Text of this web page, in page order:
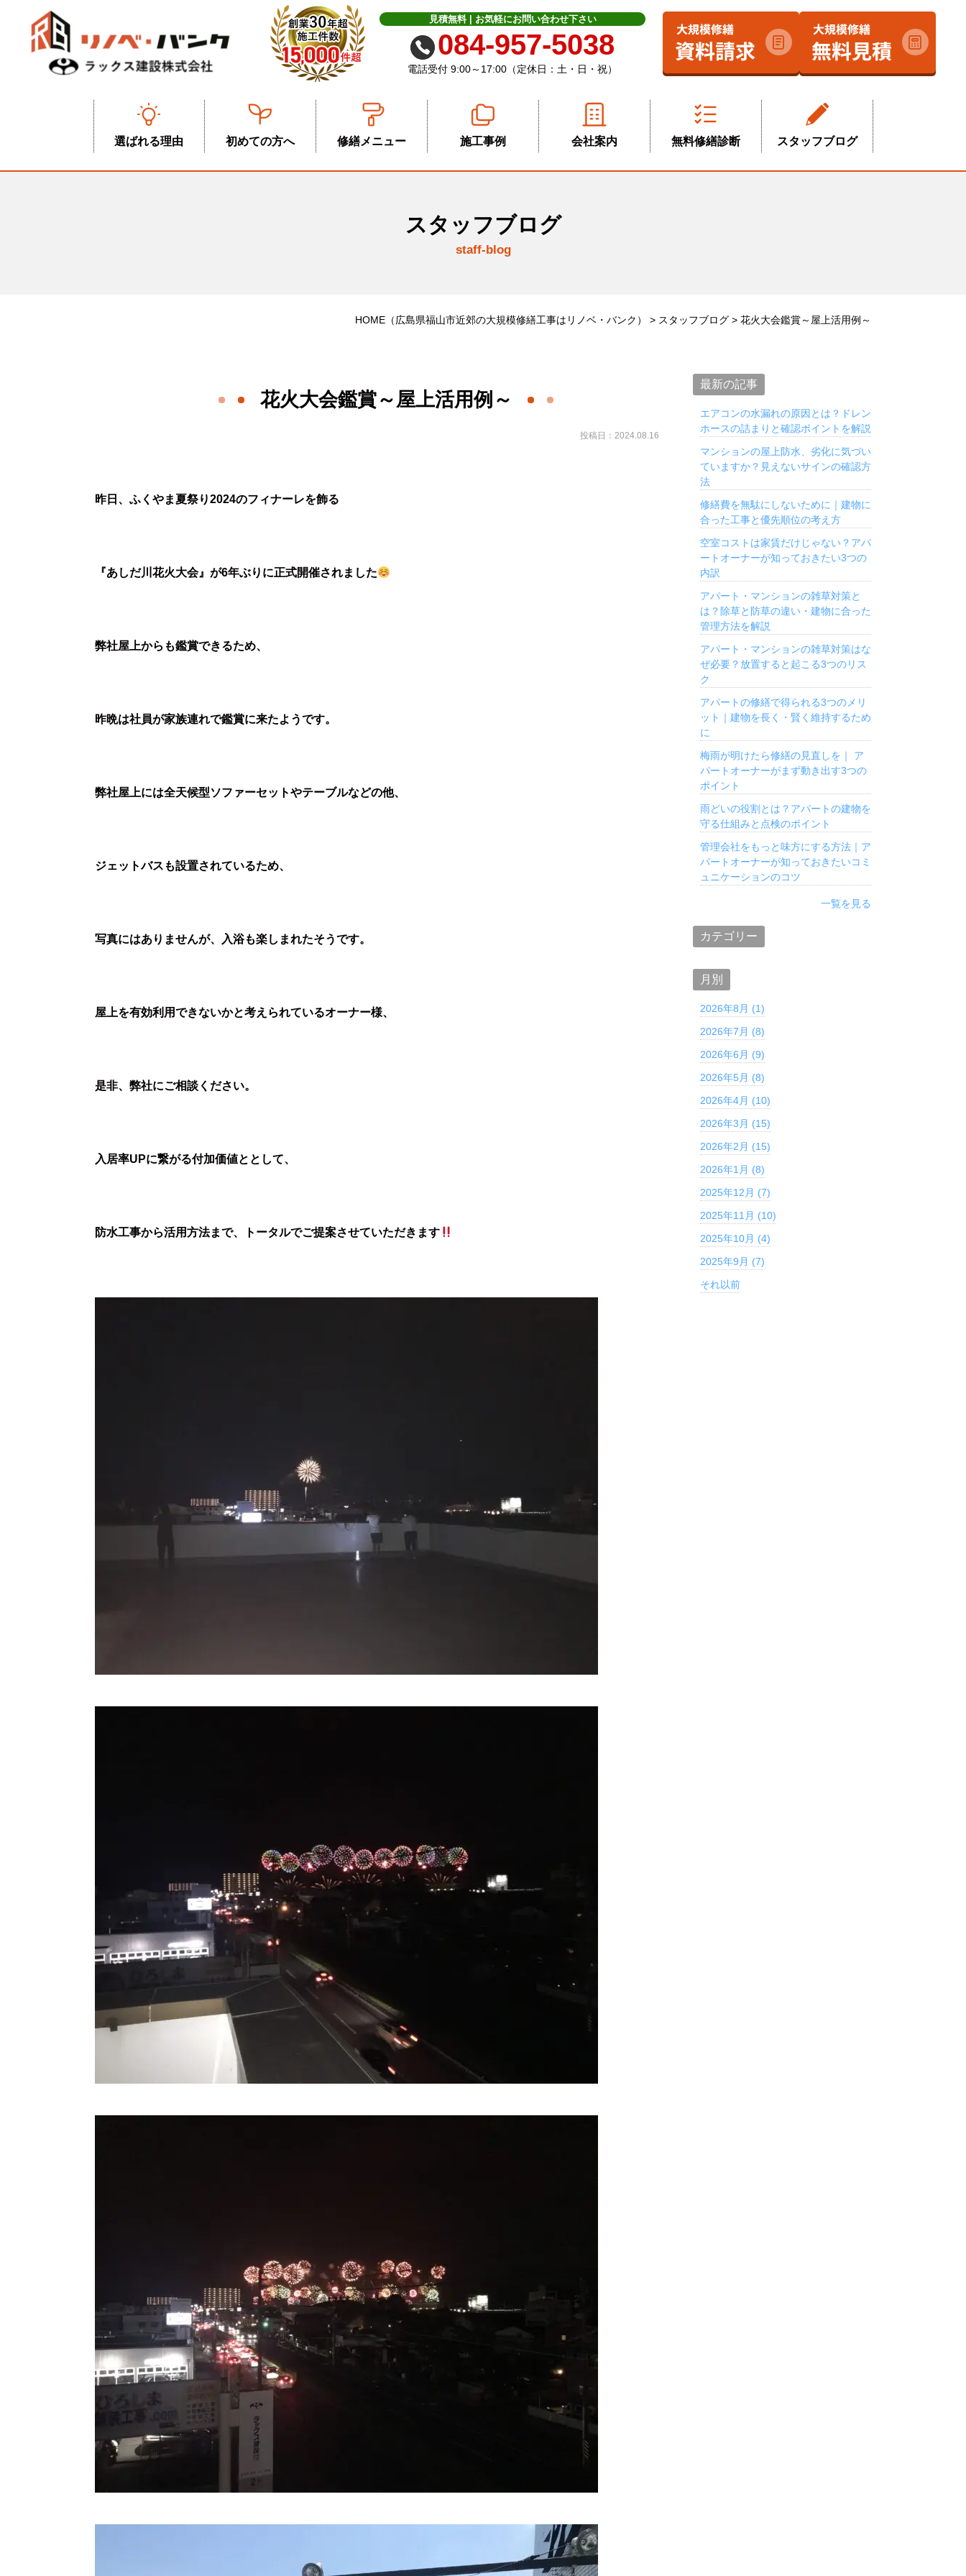
見積無料 | お気軽にお問い合わせ下さい
084-957-5038
電話受付 9:00～17:00（定休日：土・日・祝）
選ばれる理由 初めての方へ 修繕メニュー 施工事例 会社案内 無料修繕診断 スタッフブログ
スタッフブログ
staff-blog
HOME （広島県福山市近郊の大規模修繕工事はリノベ・バンク） > スタッフブログ > 花火大会鑑賞～屋上活用例～
花火大会鑑賞～屋上活用例～
投稿日：2024.08.16
昨日、ふくやま夏祭り2024のフィナーレを飾る
『あしだ川花火大会』が6年ぶりに正式開催されました
弊社屋上からも鑑賞できるため、
昨晩は社員が家族連れで鑑賞に来たようです。
弊社屋上には全天候型ソファーセットやテーブルなどの他、
ジェットバスも設置されているため、
写真にはありませんが、入浴も楽しまれたそうです。
屋上を有効利用できないかと考えられているオーナー様、
是非、弊社にご相談ください。
入居率UPに繋がる付加価値ととして、
防水工事から活用方法まで、トータルでご提案させていただきます
最新の記事
エアコンの水漏れの原因とは？ドレン
ホースの詰まりと確認ポイントを解説
マンションの屋上防水、劣化に気づい
ていますか？見えないサインの確認方
法
修繕費を無駄にしないために｜建物に
合った工事と優先順位の考え方
空室コストは家賃だけじゃない？アパ
ートオーナーが知っておきたい3つの
内訳
アパート・マンションの雑草対策と
は？除草と防草の違い・建物に合った
管理方法を解説
アパート・マンションの雑草対策はな
ぜ必要？放置すると起こる3つのリス
ク
アパートの修繕で得られる3つのメリ
ット｜建物を長く・賢く維持するため
に
梅雨が明けたら修繕の見直しを｜ ア
パートオーナーがまず動き出す3つの
ポイント
雨どいの役割とは？アパートの建物を
守る仕組みと点検のポイント
管理会社をもっと味方にする方法｜ア
パートオーナーが知っておきたいコミ
ュニケーションのコツ
一覧を見る
カテゴリー
月別
2026年8月 (1)
2026年7月 (8)
2026年6月 (9)
2026年5月 (8)
2026年4月 (10)
2026年3月 (15)
2026年2月 (15)
2026年1月 (8)
2025年12月 (7)
2025年11月 (10)
2025年10月 (4)
2025年9月 (7)
それ以前